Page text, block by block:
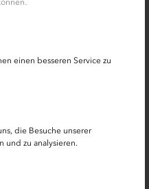
einen besseren Service zu
die Besuche unserer
und zu analysieren.